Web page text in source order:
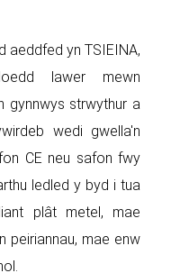
aeddfed yn TSIEINA,
lawer mewn
gynnwys strwythur a
wedi gwella'n
CE neu safon fwy
ledled y byd i tua
plât metel, mae
peiriannau, mae enw